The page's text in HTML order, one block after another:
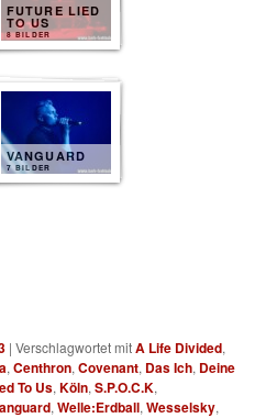
FUTURE LIED
TO US
8 BILDER
VANGUARD
7 BILDER
|Verschlagwortet mitA Life Divided,
,Centhron,Covenant, Das Ich, Deine
To Us,Köln,S.P.O.C.K,
,Welle:Erdball,Wesselsky,